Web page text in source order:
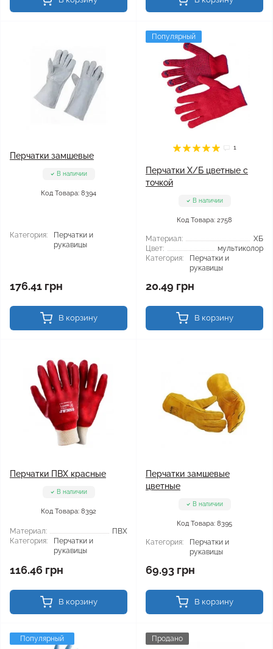
Перчатки замшевые
В наличии
Код Товара: 8394
Категория:
Перчатки и
рукавицы
176.41 грн
В корзину
Популярный
1
Перчатки Х/Б цветные с
точкой
В наличии
Код Товара: 2758
Материал:
ХБ
Цвет:
мультиколор
Категория:
Перчатки и
рукавицы
20.49 грн
В корзину
Перчатки ПВХ красные
В наличии
Код Товара: 8392
Материал:
ПВХ
Категория:
Перчатки и
рукавицы
116.46 грн
В корзину
Перчатки замшевые
цветные
В наличии
Код Товара: 8395
Категория:
Перчатки и
рукавицы
69.93 грн
В корзину
Популярный Продано